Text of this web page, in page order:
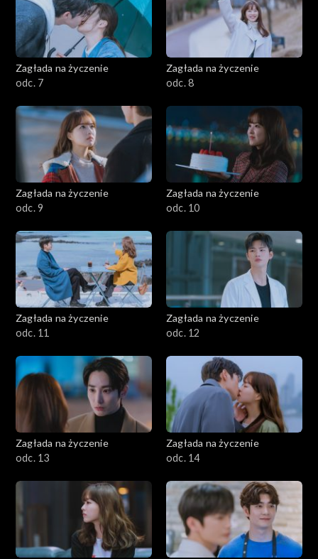
Zagłada na życzenie
odc. 7
Zagłada na życzenie
odc. 8
Zagłada na życzenie
odc. 9
Zagłada na życzenie
odc. 10
Zagłada na życzenie
odc. 11
Zagłada na życzenie
odc. 12
Zagłada na życzenie
odc. 13
Zagłada na życzenie
odc. 14